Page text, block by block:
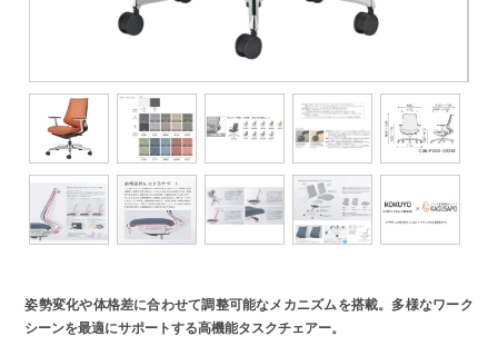
姿勢変化や体格差に合わせて調整可能なメカニズムを搭載。多様なワーク
シーンを最適にサポートする高機能タスクチェアー。